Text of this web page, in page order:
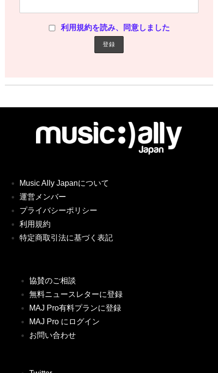
利用規約を読み、同意しました
Music Ally Japanについて
運営メンバー
プライバシーポリシー
利用規約
特定商取引法に基づく表記
協賛のご相談
無料ニュースレターに登録
MAJ Pro有料プランに登録
MAJ Pro にログイン
お問い合わせ